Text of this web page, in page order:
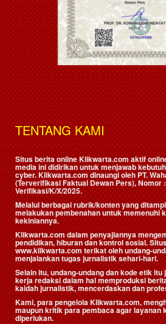
TENTANG KAMI
Situs berita online Klikwarta.com aktif
media ini didirikan untuk menjawab
cyber. Klikwarta.com dinaungi oleh PT.
(Terverifikasi Faktual Dewan Pers), Nomor
Verifikasi/K/X/2025.
Melalui berbagai rubrik/konten yang
melakukan pembenahan untuk memenuhi
kekiniannya.
Klikwarta.com dalam penyajiannya
pendidikan, hiburan dan kontrol sosial.
www.klikwarta.com terikat oleh undang-
menjalankan tugas jurnalistik sehari-hari.
Selain itu, undang-undang dan kode etik itu
kerja redaksi dalam hal memproduksi
kaidah jurnalistik, mencerdaskan dan
Kami, para pengelola Klikwarta.com,
maupun kritik para pembaca agar layanan
diperlukan.